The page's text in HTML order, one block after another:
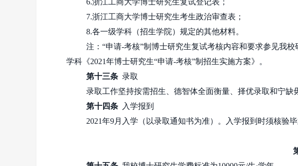
6.浙江工商大学博士研究生复试登记表；
7.浙江工商大学博士研究生考生政治审查表；
8.各一级学科（招生学院）规定的其他材料。
注：“申请-考核”制博士研究生复试考核内容和要求参见我
学科《2021年博士研究生“申请-考核”制招生实施方案》。
第十三条 录取
录取工作坚持按需招生、德智体全面衡量、择优录取和宁缺
第十四条
入学报到
2021年9月入学（以录取通知书为准）。入学报到时须核验